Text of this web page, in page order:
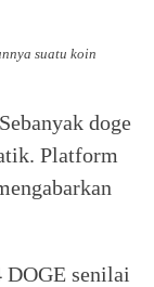
suatu koin
doge
Platform
DOGE senilai